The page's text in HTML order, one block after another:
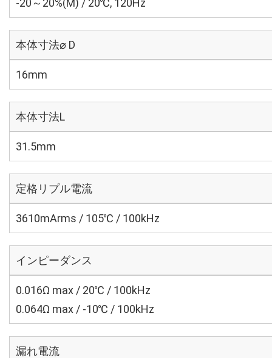
-20～20%(M) / 20℃, 120Hz
本体寸法⌀ D
16mm
本体寸法L
31.5mm
定格リプル電流
3610mArms / 105℃ / 100kHz
インピーダンス
0.016Ω max / 20℃ / 100kHz
0.064Ω max / -10℃ / 100kHz
漏れ電流